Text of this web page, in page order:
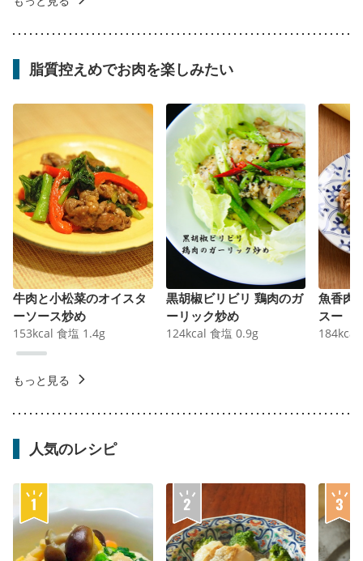
脂質控えめでお肉を楽しみたい
牛肉と小松菜のオイスタ
ーソース炒め
153kcal 食塩 1.4g
黒胡椒ビリビリ 鶏肉のガ
ーリック炒め
124kcal 食塩 0.9g
魚香肉
スー
184kcal
もっと見る
人気のレシピ